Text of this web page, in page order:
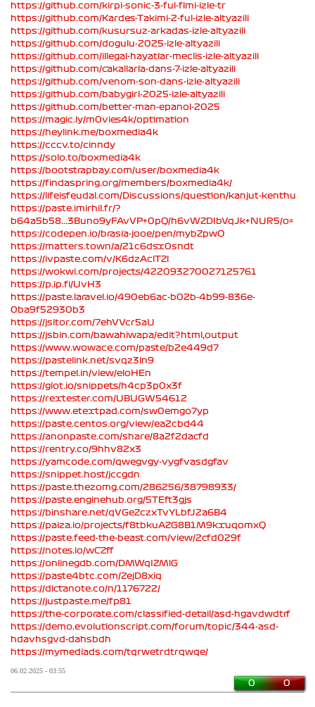
https://github.com/kirpi-sonic-3-ful-flmi-izle-tr
https://github.com/Kardes-Takimi-2-ful-izle-altyazili
https://github.com/kusursuz-arkadas-izle-altyazili
https://github.com/dogulu-2025-izle-altyazili
https://github.com/illegal-hayatlar-meclis-izle-altyazili
https://github.com/cakallarla-dans-7-izle-altyazili
https://github.com/venom-son-dans-izle-altyazili
https://github.com/babygirl-2025-izle-altyazili
https://github.com/better-man-epanol-2025
https://magic.ly/m0vies4k/optimation
https://heylink.me/boxmedia4k
https://cccv.to/cinndy
https://solo.to/boxmedia4k
https://bootstrapbay.com/user/boxmedia4k
https://findaspring.org/members/boxmedia4k/
https://lifeisfeudal.com/Discussions/question/kanjut-kenthu
https://paste.imirhil.fr/?
b64a5b58...3Buno9yFAvVP+0pQ/h6vWZDIbVqJk+NUR5/o=
https://codepen.io/brasia-jooe/pen/mybZpwO
https://matters.town/a/21c6dsx0sndt
https://ivpaste.com/v/K6dzAclTZl
https://wokwi.com/projects/422093270027125761
https://p.ip.fi/UvH3
https://paste.laravel.io/490eb6ac-b02b-4b99-836e-
0ba9f52930b3
https://jsitor.com/7ehVVcr5aU
https://jsbin.com/bawahiwapa/edit?html,output
https://www.wowace.com/paste/b2e449d7
https://pastelink.net/svqz3ln9
https://tempel.in/view/eloHEn
https://glot.io/snippets/h4cp3p0x3f
https://rextester.com/UBUGW54612
https://www.etextpad.com/sw0emgo7yp
https://paste.centos.org/view/ea2cbd44
https://anonpaste.com/share/8a2f2dacfd
https://rentry.co/9hhv82x3
https://yamcode.com/qwegvgy-vygfvasdgfav
https://snippet.host/jccgdn
https://paste.thezomg.com/286256/38798933/
https://paste.enginehub.org/5TEft3gjs
https://binshare.net/qVGeZczxTvYLbfJ2a6B4
https://paiza.io/projects/f8tbkuAZG8B1M9kxuqomxQ
https://paste.feed-the-beast.com/view/2cfd029f
https://notes.io/wCZff
https://onlinegdb.com/DMWqIZMlG
https://paste4btc.com/ZejD8xiq
https://dictanote.co/n/1176722/
https://justpaste.me/fp81
https://the-corporate.com/classified-detail/asd-hgavdwdtrf
https://demo.evolutionscript.com/forum/topic/344-asd-
hdavhsgvd-dahsbdh
https://mymediads.com/tqrwetrdtrqwqe/
06.02.2025 - 03:55
0 0